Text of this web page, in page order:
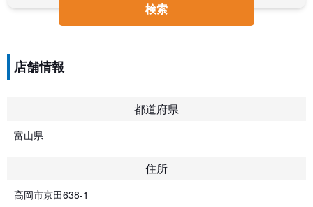
検索
店舗情報
都道府県
富山県
住所
高岡市京田638-1